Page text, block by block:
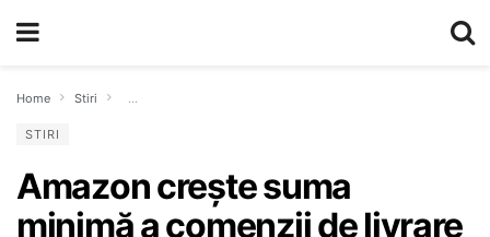
Home Stiri Amazon crește suma minimă a comenzii de livrare gratuită la
STIRI
Amazon crește suma
minimă a comenzii de livrare